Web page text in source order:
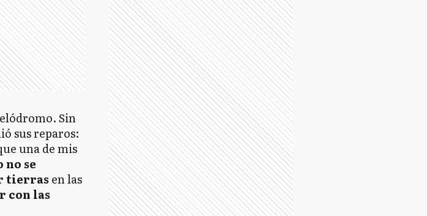
Sin
sus reparos:
una de mis
se
tierras en las
con las